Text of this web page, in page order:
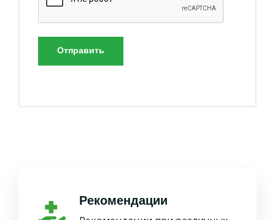
Отправить
Рекомендации